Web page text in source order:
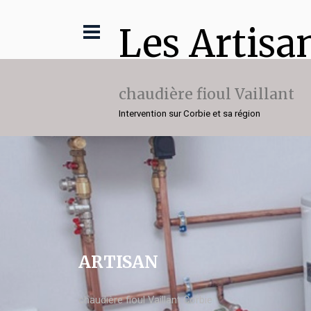
Les
chaudière fioul Vaillant
Intervention sur Corbie et sa région
ARTISAN
chaudière fioul Vaillant Corbie